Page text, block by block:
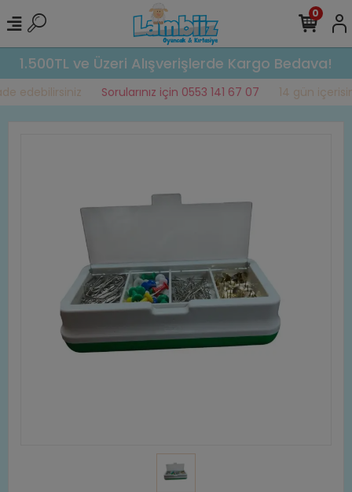
1.500TL ve Üzeri Alışverişlerde Kargo Bedava!
edebilirsiniz Sorularınız için 0553 141 67 07 14 gün
0